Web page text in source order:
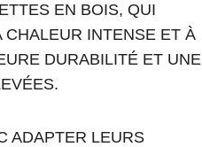
EN BOIS, QUI
INTENSE ET À
DURABILITÉ ET UNE
ADAPTER LEURS